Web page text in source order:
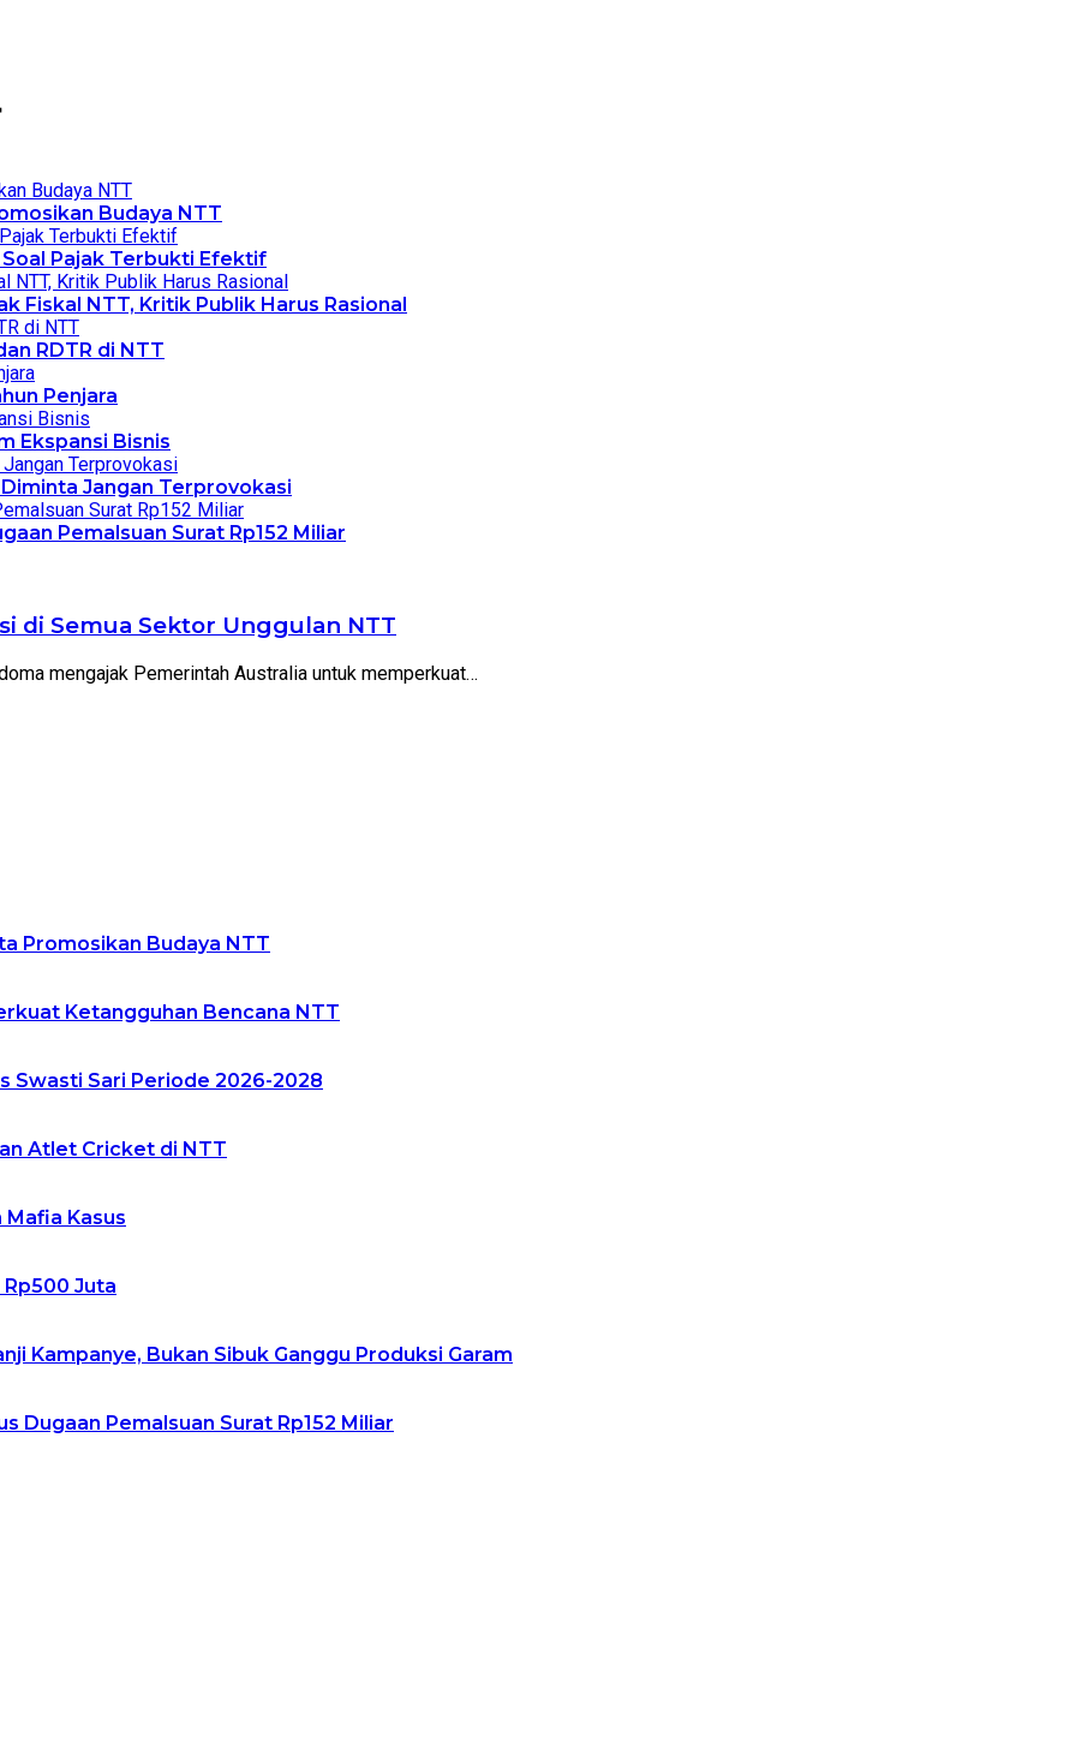
Budaya NTT
Soal Pajak Terbukti Efektif
Fiskal NTT, Kritik Publik Harus Rasional
RDTR di NTT
Penjara
Ekspansi Bisnis
Jangan Terprovokasi
Pemalsuan Surat Rp152 Miliar
di Semua Sektor Unggulan NTT
mengajak Pemerintah Australia untuk memperkuat…
Promosikan Budaya NTT
Ketangguhan Bencana NTT
Swasti Sari Periode 2026-2028
Atlet Cricket di NTT
Mafia Kasus
Juta
Kampanye, Bukan Sibuk Ganggu Produksi Garam
Dugaan Pemalsuan Surat Rp152 Miliar